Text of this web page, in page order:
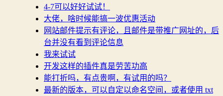
4-7可以好好试试！
大佬，啥时候能搞一波优惠活动
网站邮件提示有评论，且邮件是带推广网址的，后
台并没有看到评论信息
我来试试
开发这样的插件真是劳苦功高
能打折吗，有点贵啊，有试用的吗？
最新的版本，可以自定以命名空间，或者使用 txt